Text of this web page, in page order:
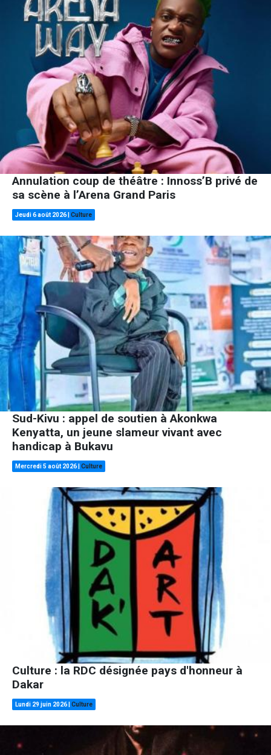
Annulation coup de théâtre : Innoss’B privé de
sa scène à l’Arena Grand Paris
Jeudi 6 août 2026 Culture
Sud-Kivu : appel de soutien à Akonkwa
Kenyatta, un jeune slameur vivant avec
handicap à Bukavu
Mercredi 5 août 2026 Culture
Culture : la RDC désignée pays d'honneur à
Dakar
Lundi 29 juin 2026 Culture